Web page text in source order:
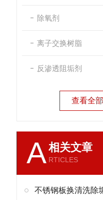
除氧剂
离子交换树脂
反渗透阻垢剂
查看全部
A相关文章
RTICLES
不锈钢板换清洗除